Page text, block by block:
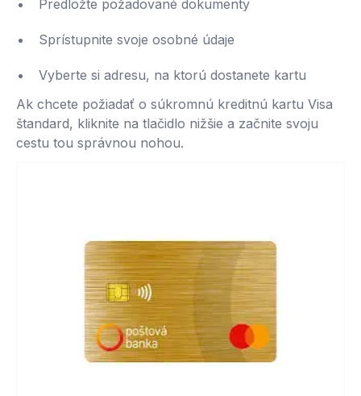
Predložte požadované dokumenty
Sprístupnite svoje osobné údaje
Vyberte si adresu, na ktorú dostanete kartu
Ak chcete požiadať o súkromnú kreditnú kartu Visa
štandard, kliknite na tlačidlo nižšie a začnite svoju
cestu tou správnou nohou.